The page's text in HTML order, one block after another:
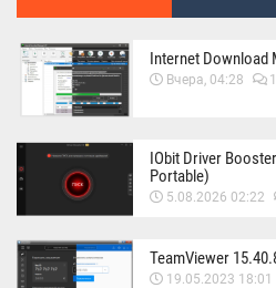
Internet Download
Вчера, 04:28
IObit Driver
Portable)
5.08.2026 02:22
TeamViewer
19.05.2023 18:01